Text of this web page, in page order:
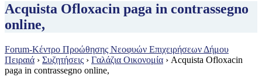
Acquista Ofloxacin paga in contrassegno
online,
Forum-Κέντρο Προώθησης Νεοφυών Επιχειρήσεων Δήμου
Πειραιά › Συζητήσεις › Γαλάζια Οικονομία › Acquista Ofloxacin
paga in contrassegno online,